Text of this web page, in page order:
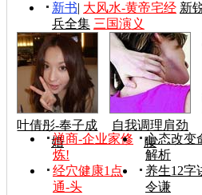
新书| 大风水-黄帝宅经 新
兵全集 三国演义
叶倩彤-奉子成
婚
自我调理肩劲
腰
禅商-企业家修
炼!
心态改变
解析
经穴健康1点
通-头
养生12字
令谦